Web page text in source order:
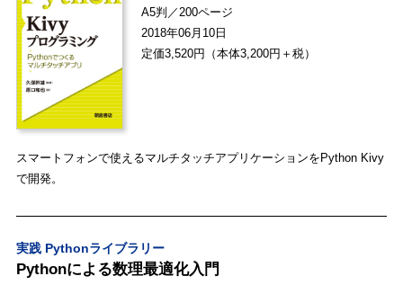
A5判／200ページ
2018年06月10日
定価3,520円（本体3,200円＋税）
スマートフォンで使えるマルチタッチアプリケーションをPython Kivy
で開発。
実践 Pythonライブラリー
Pythonによる数理最適化入門